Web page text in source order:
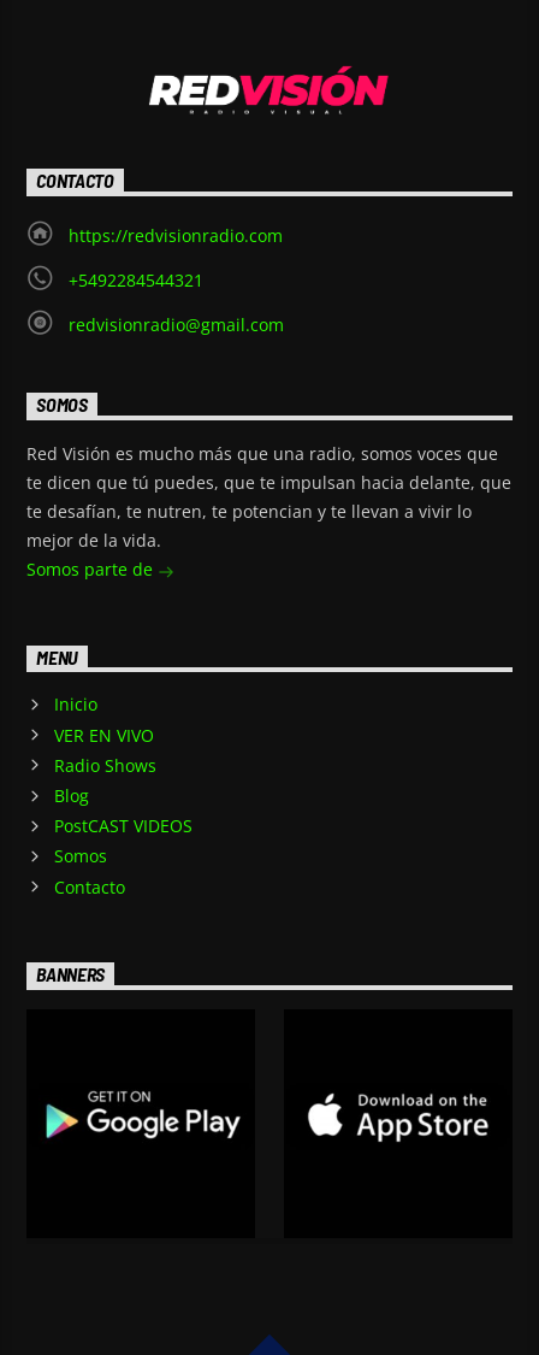
CONTACTO
https://redvisionradio.com
+5492284544321
redvisionradio@gmail.com
SOMOS
Red Visión es mucho más que una radio, somos voces que
te dicen que tú puedes, que te impulsan hacia delante, que
te desafían, te nutren, te potencian y te llevan a vivir lo
mejor de la vida.
Somos parte de
MENU
Inicio
VER EN VIVO
Radio Shows
Blog
PostCAST VIDEOS
Somos
Contacto
BANNERS